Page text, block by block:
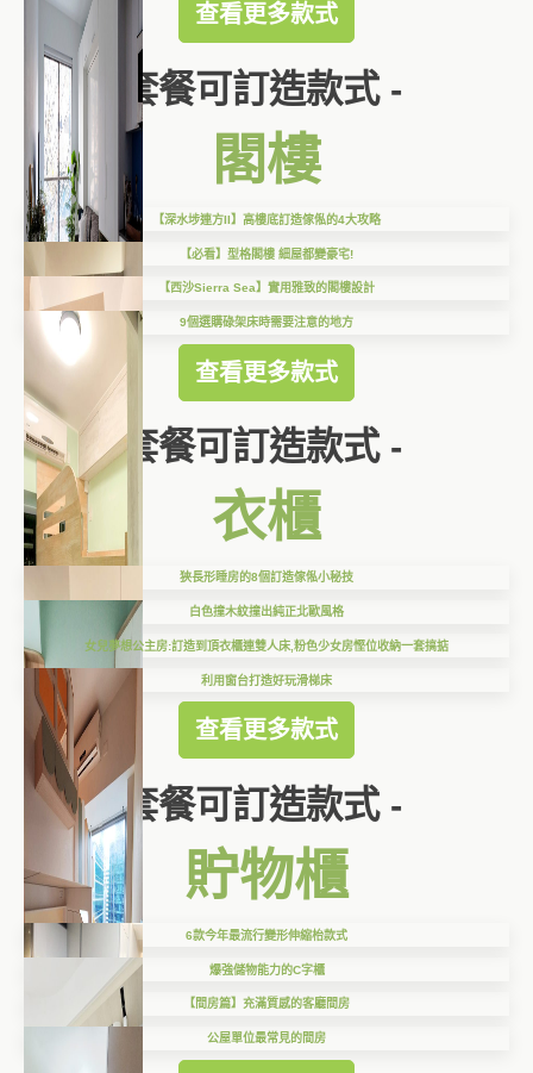
查看更多款式
套餐可訂造款式 -
閣樓
【深水埗連方II】高樓底訂造傢俬的4大攻略
【必看】型格閣樓 細屋都變豪宅!
【西沙Sierra Sea】實用雅致的閣樓設計
9個選購碌架床時需要注意的地方
查看更多款式
套餐可訂造款式 -
衣櫃
狹長形睡房的8個訂造傢俬小秘技
白色撞木紋撞出純正北歐風格
女兒夢想公主房:訂造到頂衣櫃連雙人床,粉色少女房慳位收納一套搞掂
利用窗台打造好玩滑梯床
查看更多款式
套餐可訂造款式 -
貯物櫃
6款今年最流行變形伸縮枱款式
爆強儲物能力的C字櫃
【間房篇】充滿質感的客廳間房
公屋單位最常見的間房